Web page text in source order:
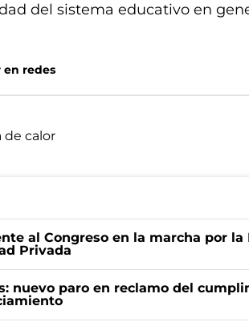
del sistema educativo en
en redes
de calor
al Congreso en la marcha por
Privada
nuevo paro en reclamo del